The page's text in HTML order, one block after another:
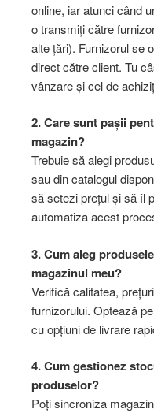
online, iar atunci când
o transmiți către
alte țări). Furnizorul se
direct către client. Tu
vânzare și cel de
2. Care sunt pașii
magazin?
Trebuie să alegi
sau din catalogul
să setezi prețul și să îl
automatiza acest
3. Cum aleg
magazinul meu?
Verifică calitatea,
furnizorului. Optează
cu opțiuni de livrare
4. Cum gestionez
produselor?
Poți sincroniza